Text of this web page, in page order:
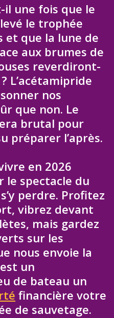
une fois que le
le trophée
et que la lune de
aux brumes de
reverdiront-
L’acétamipride
nos
que non. Le
brutal pour
préparer l’après.
en 2026
le spectacle du
perdre. Profitez
vibrez devant
mais gardez
sur les
nous envoie la
un
de bateau un
financière votre
de sauvetage.